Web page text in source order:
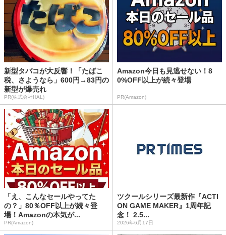
新型タバコが大反響！「たばこ
税、さようなら」600円→83円の
新型が爆売れ
PR(株式会社HAL)
Amazon今日も見逃せない！8
0%OFF以上が続々登場
PR(Amazon)
「え、こんなセールやってた
の？」80％OFF以上が続々登
場！Amazonの本気が...
PR(Amazon)
ツクールシリーズ最新作『ACTI
ON GAME MAKER』1周年記
念！ 2.5...
2026年6月17日